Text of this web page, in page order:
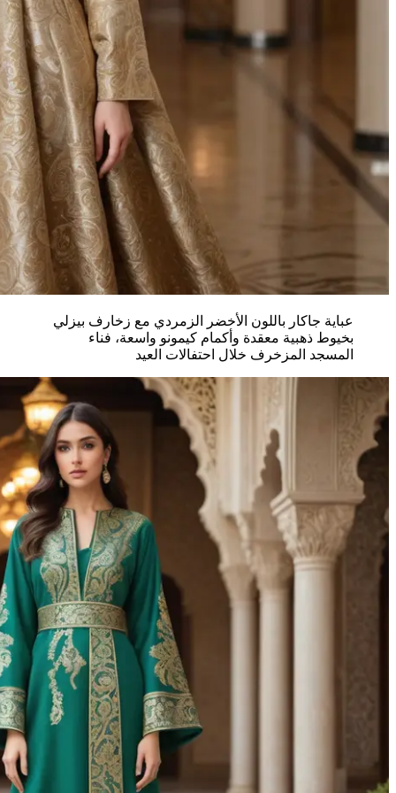
عباية جاكار باللون الأخضر الزمردي مع زخارف بيزلي
بخيوط ذهبية معقدة وأكمام كيمونو واسعة، فناء
المسجد المزخرف خلال احتفالات العيد